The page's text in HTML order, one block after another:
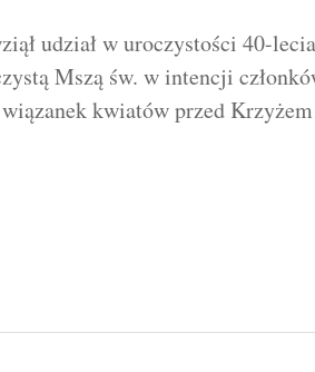
udział w uroczystości 40-
Mszą św. w intencji
kwiatów przed